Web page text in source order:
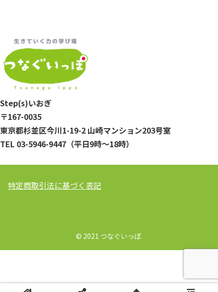
Step(s)いおぎ
〒167-0035
東京都杉並区今川1-19-2 山崎マンション203号室
TEL 03-5946-9447（平日9時～18時）
特定商取引法に基づく表記
© 2021 つなぐいっぽ.